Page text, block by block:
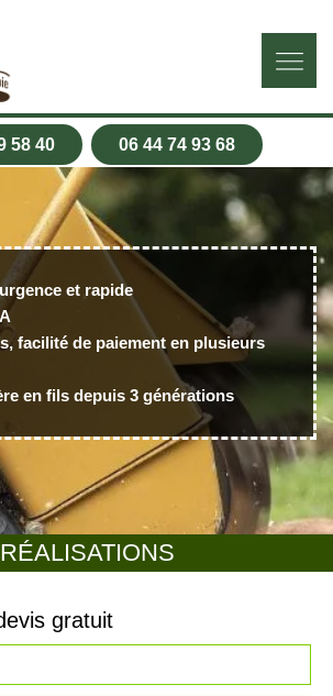
58 40 06 44 74 93 68
RÉALISATIONS
et rapide
facilité de paiement en plusieurs
en fils depuis 3 générations
gratuit